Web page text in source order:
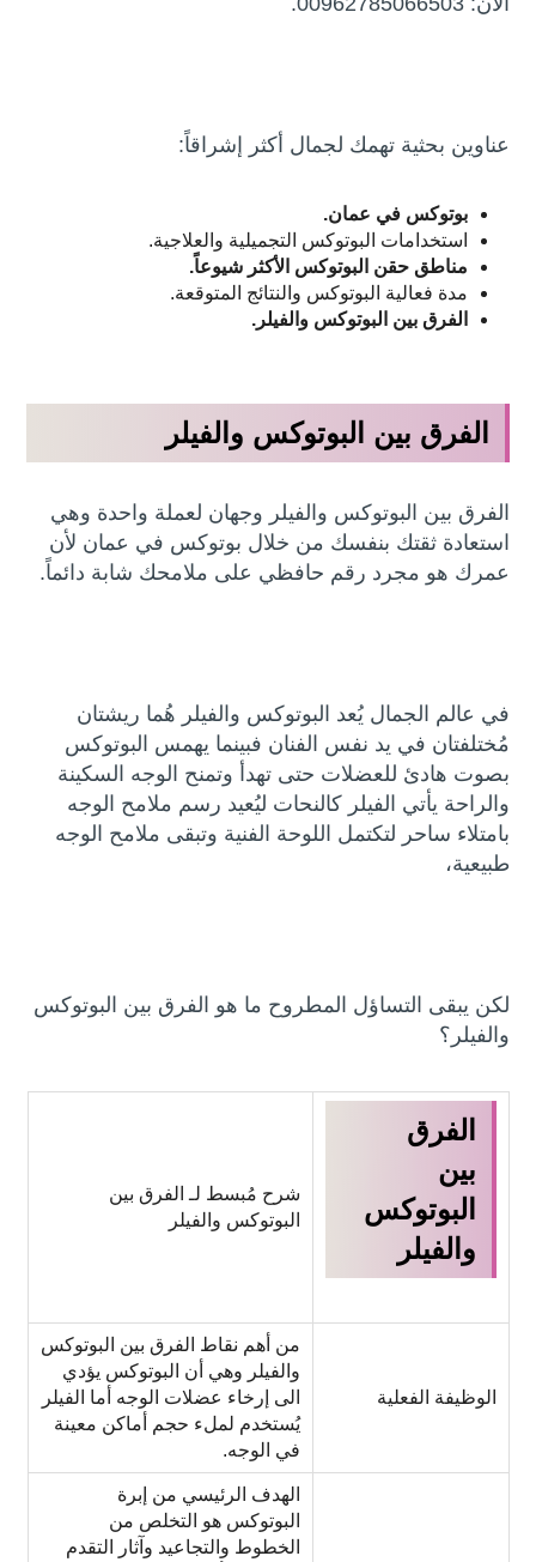
عناوين بحثية تهمك لجمال أكثر إشراقاً:
بوتوكس في عمان.
استخدامات البوتوكس التجميلية والعلاجية.
مناطق حقن البوتوكس الأكثر شيوعاً.
مدة فعالية البوتوكس والنتائج المتوقعة.
الفرق بين البوتوكس والفيلر.
الفرق بين البوتوكس والفيلر
الفرق بين البوتوكس والفيلر وجهان لعملة واحدة وهي
استعادة ثقتك بنفسك من خلال بوتوكس في عمان لأن
عمرك هو مجرد رقم حافظي على ملامحك شابة دائماً.
في عالم الجمال يُعد البوتوكس والفيلر هُما ريشتان
مُختلفتان في يد نفس الفنان فبينما يهمس البوتوكس
بصوت هادئ للعضلات حتى تهدأ وتمنح الوجه السكينة
والراحة يأتي الفيلر كالنحات ليُعيد رسم ملامح الوجه
بامتلاء ساحر لتكتمل اللوحة الفنية وتبقى ملامح الوجه
طبيعية،
لكن يبقى التساؤل المطروح ما هو الفرق بين البوتوكس
والفيلر؟
الفرق
بين
البوتوكس
والفيلر
شرح مُبسط لـ الفرق بين
البوتوكس والفيلر
الوظيفة الفعلية
من أهم نقاط الفرق بين البوتوكس
والفيلر وهي أن البوتوكس يؤدي
الى إرخاء عضلات الوجه أما الفيلر
يُستخدم لملء حجم أماكن معينة
في الوجه.
الهدف الرئيسي من إبرة
البوتوكس هو التخلص من
الخطوط والتجاعيد وآثار التقدم